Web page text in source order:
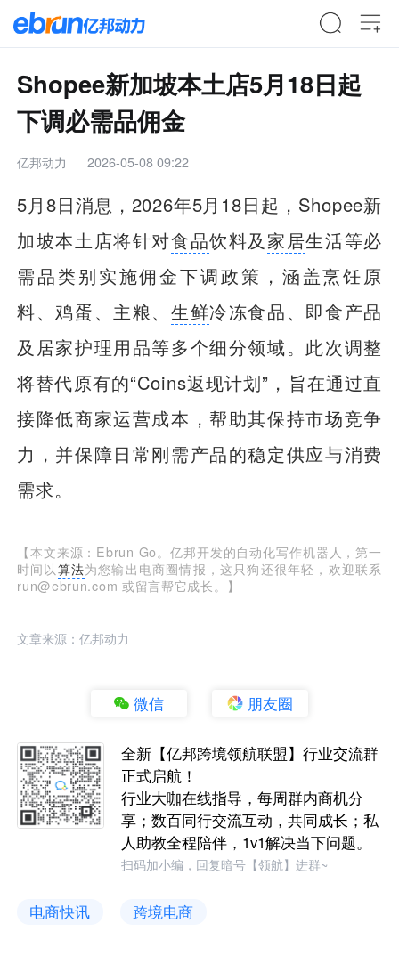
Shopee新加坡本土店5月18日起
下调必需品佣金
亿邦动力 2026-05-08 09:22
5月8日消息，2026年5月18日起，Shopee新
加坡本土店将针对食品饮料及 家居生活等必
需品类别实施佣金下调政策，涵盖烹饪原
料、鸡蛋、主粮、生鲜冷冻食品、即食产品
及居家护理用品等多个细分领域。此次调整
将替代原有的“Coins返现计划”，旨在通过直
接降低商家运营成本，帮助其保持市场竞争
力，并保障日常刚需产品的稳定供应与消费
需求。
【本文来源：Ebrun Go。亿邦开发的自动化写作机器人，第一
时间以 算法为您输出电商圈情报，这只狗还很年轻，欢迎联系
run@ebrun.com 或留言帮它成长。】
文章来源：亿邦动力
微信 朋友圈
全新【亿邦跨境领航联盟】行业交流群
正式启航！
行业大咖在线指导，每周群内商机分
享；数百同行交流互动，共同成长；私
人助教全程陪伴，1v1解决当下问题。
扫码加小编，回复暗号【领航】进群~
电商快讯 跨境电商